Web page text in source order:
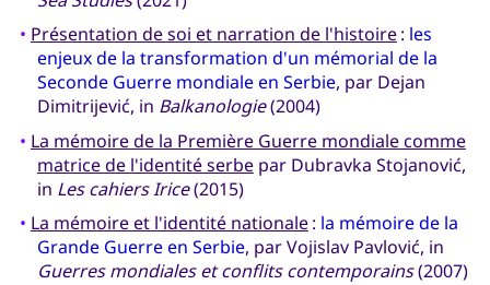
• Présentation de soi et narration de l'histoire: les
enjeux de la transformation d'un mémorial de la
Seconde Guerre mondiale en Serbie, par Dejan
Dimitrijević, in Balkanologie(2004)
• La mémoire de la Première Guerre mondiale comme
matrice de l'identité serbepar Dubravka Stojanović,
in Les cahiers Irice(2015)
• La mémoire et l'identité nationale: la mémoire de la
Grande Guerre en Serbie, par Vojislav Pavlović, in
Guerres mondiales et conflits contemporains(2007)